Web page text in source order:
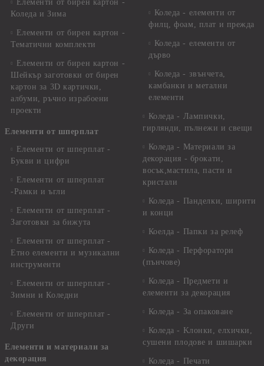
Елементи от бирен картон -
Коледа и Зима
Елементи от бирен картон -
Тематични комплекти
Елементи от бирен картон -
Шейкър заготовки от бирен
картон за 3D картички,
албуми, ръчно израбоени
проекти
Елементи от шперплат
Елементи от шперплат -
Букви и цифри
Елементи от шперплат
-Рамки и ъгли
Елементи от шперплат -
Заготовки за бижута
Елементи от шперплат -
Етно елементи и музикални
инструменти
Елементи от шперплат -
Зимни и Коледни
Елементи от шперплат -
Други
Елементи и материали за
декорация
Коледа - елементи от
филц, фоам, плат и прежда
Коледа - елементи от
дърво
Коледа - звънчета,
камбанки и метални
елементи
Коледа - Лампички,
гирлянди, пълнежи и свещи
Коледа - Материали за
декорация - брокати,
восък,мастила, пасти и
кристали
Коледа - Панделки, ширити
и конци
Коелда - Папки за релеф
Коледа - Перфоратори
(пънчове)
Коледа - Предмети и
елементи за декорация
Коледа - За опаковане
Коледа - Kлонки, елхички,
сушени плодове и шишарки
Коледа - Печати